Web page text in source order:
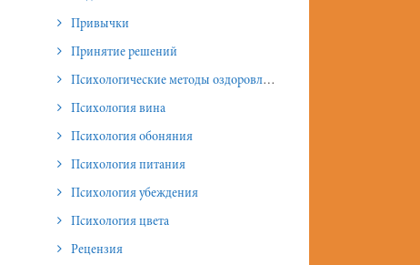
Привычки
Принятие решений
Психологические методы оздоровления и омоложения
Психология вина
Психология обоняния
Психология питания
Психология убеждения
Психология цвета
Рецензия